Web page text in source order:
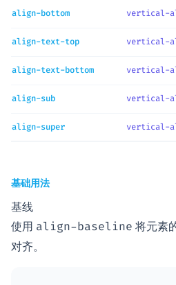
align-bottom vertical-
align-text-top vertical-
align-text-bottom vertical-
align-sub vertical-
align-super vertical-
基础用法
基线
使用 align-baseline 将元素
对齐。